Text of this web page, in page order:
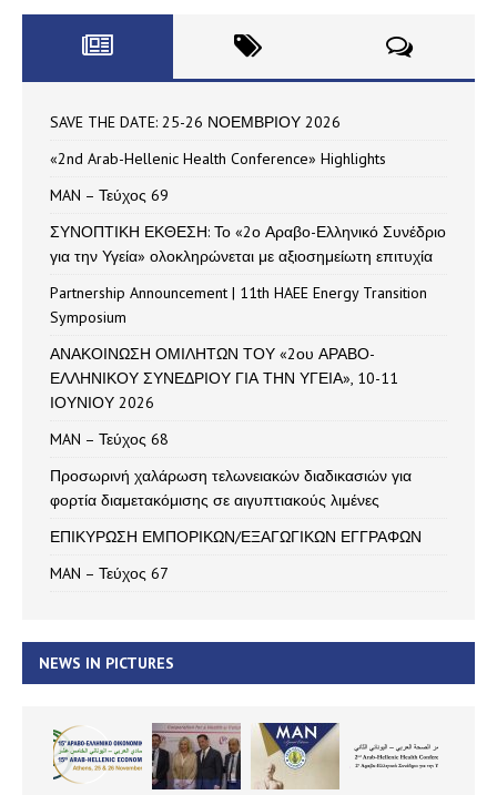
SAVE THE DATE: 25-26 ΝΟΕΜΒΡΙΟΥ 2026
«2nd Arab-Hellenic Health Conference» Highlights
MAN – Τεύχος 69
ΣΥΝΟΠΤΙΚΗ ΕΚΘΕΣΗ: Το «2ο Αραβο-Ελληνικό Συνέδριο
για την Υγεία» ολοκληρώνεται με αξιοσημείωτη επιτυχία
Partnership Announcement | 11th HAEE Energy Transition
Symposium
ΑΝΑΚΟΙΝΩΣΗ ΟΜΙΛΗΤΩΝ ΤΟΥ «2ου ΑΡΑΒΟ-
ΕΛΛΗΝΙΚΟΥ ΣΥΝΕΔΡΙΟΥ ΓΙΑ ΤΗΝ ΥΓΕΙΑ», 10-11
ΙΟΥΝΙΟΥ 2026
MAN – Τεύχος 68
Προσωρινή χαλάρωση τελωνειακών διαδικασιών για
φορτία διαμετακόμισης σε αιγυπτιακούς λιμένες
ΕΠΙΚΥΡΩΣΗ ΕΜΠΟΡΙΚΩΝ/ΕΞΑΓΩΓΙΚΩΝ ΕΓΓΡΑΦΩΝ
MAN – Τεύχος 67
NEWS IN PICTURES